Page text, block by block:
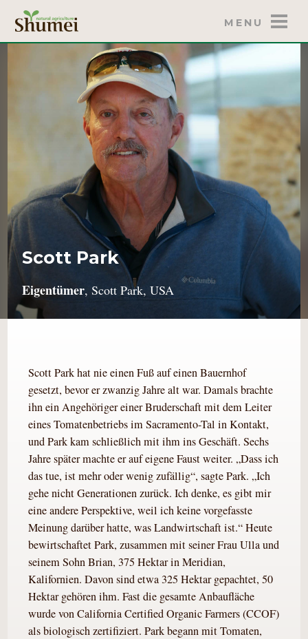
MENU
Scott Park
Eigentümer, Scott Park, USA
Scott Park hat nie einen Fuß auf einen Bauernhof
gesetzt, bevor er zwanzig Jahre alt war. Damals brachte
ihn ein Angehöriger einer Bruderschaft mit dem Leiter
eines Tomatenbetriebs im Sacramento-Tal in Kontakt,
und Park kam schließlich mit ihm ins Geschäft. Sechs
Jahre später machte er auf eigene Faust weiter. „Dass ich
das tue, ist mehr oder wenig zufällig“, sagte Park. „Ich
gehe nicht Generationen zurück. Ich denke, es gibt mir
eine andere Perspektive, weil ich keine vorgefasste
Meinung darüber hatte, was Landwirtschaft ist.“ Heute
bewirtschaftet Park, zusammen mit seiner Frau Ulla und
seinem Sohn Brian, 375 Hektar in Meridian,
Kalifornien. Davon sind etwa 325 Hektar gepachtet, 50
Hektar gehören ihm. Fast die gesamte Anbaufläche
wurde von California Certified Organic Farmers (CCOF)
als biologisch zertifiziert. Park begann mit Tomaten,